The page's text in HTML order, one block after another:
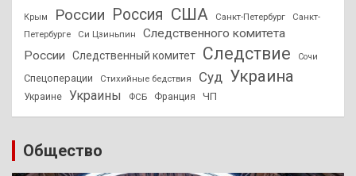
Крым России Россия США Санкт-Петербург
Санкт-
Петербурге
Си Цзиньпин
Следственного комитета
России
Следственный комитет Следствие Сочи
Спецоперации Стихийные бедствия Суд Украина
Украине Украины ФСБ Франция ЧП
Общество